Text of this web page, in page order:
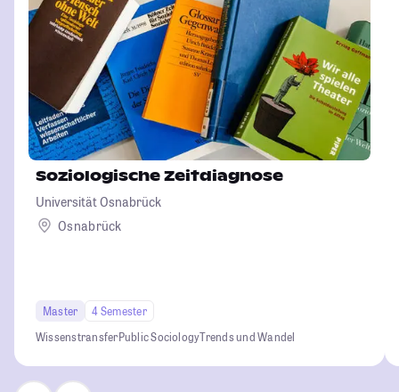
Soziologische Zeitdiagnose
Universität Osnabrück
Osnabrück
Master
4 Semester
WissenstransferPublic SociologyTrends und Wandel